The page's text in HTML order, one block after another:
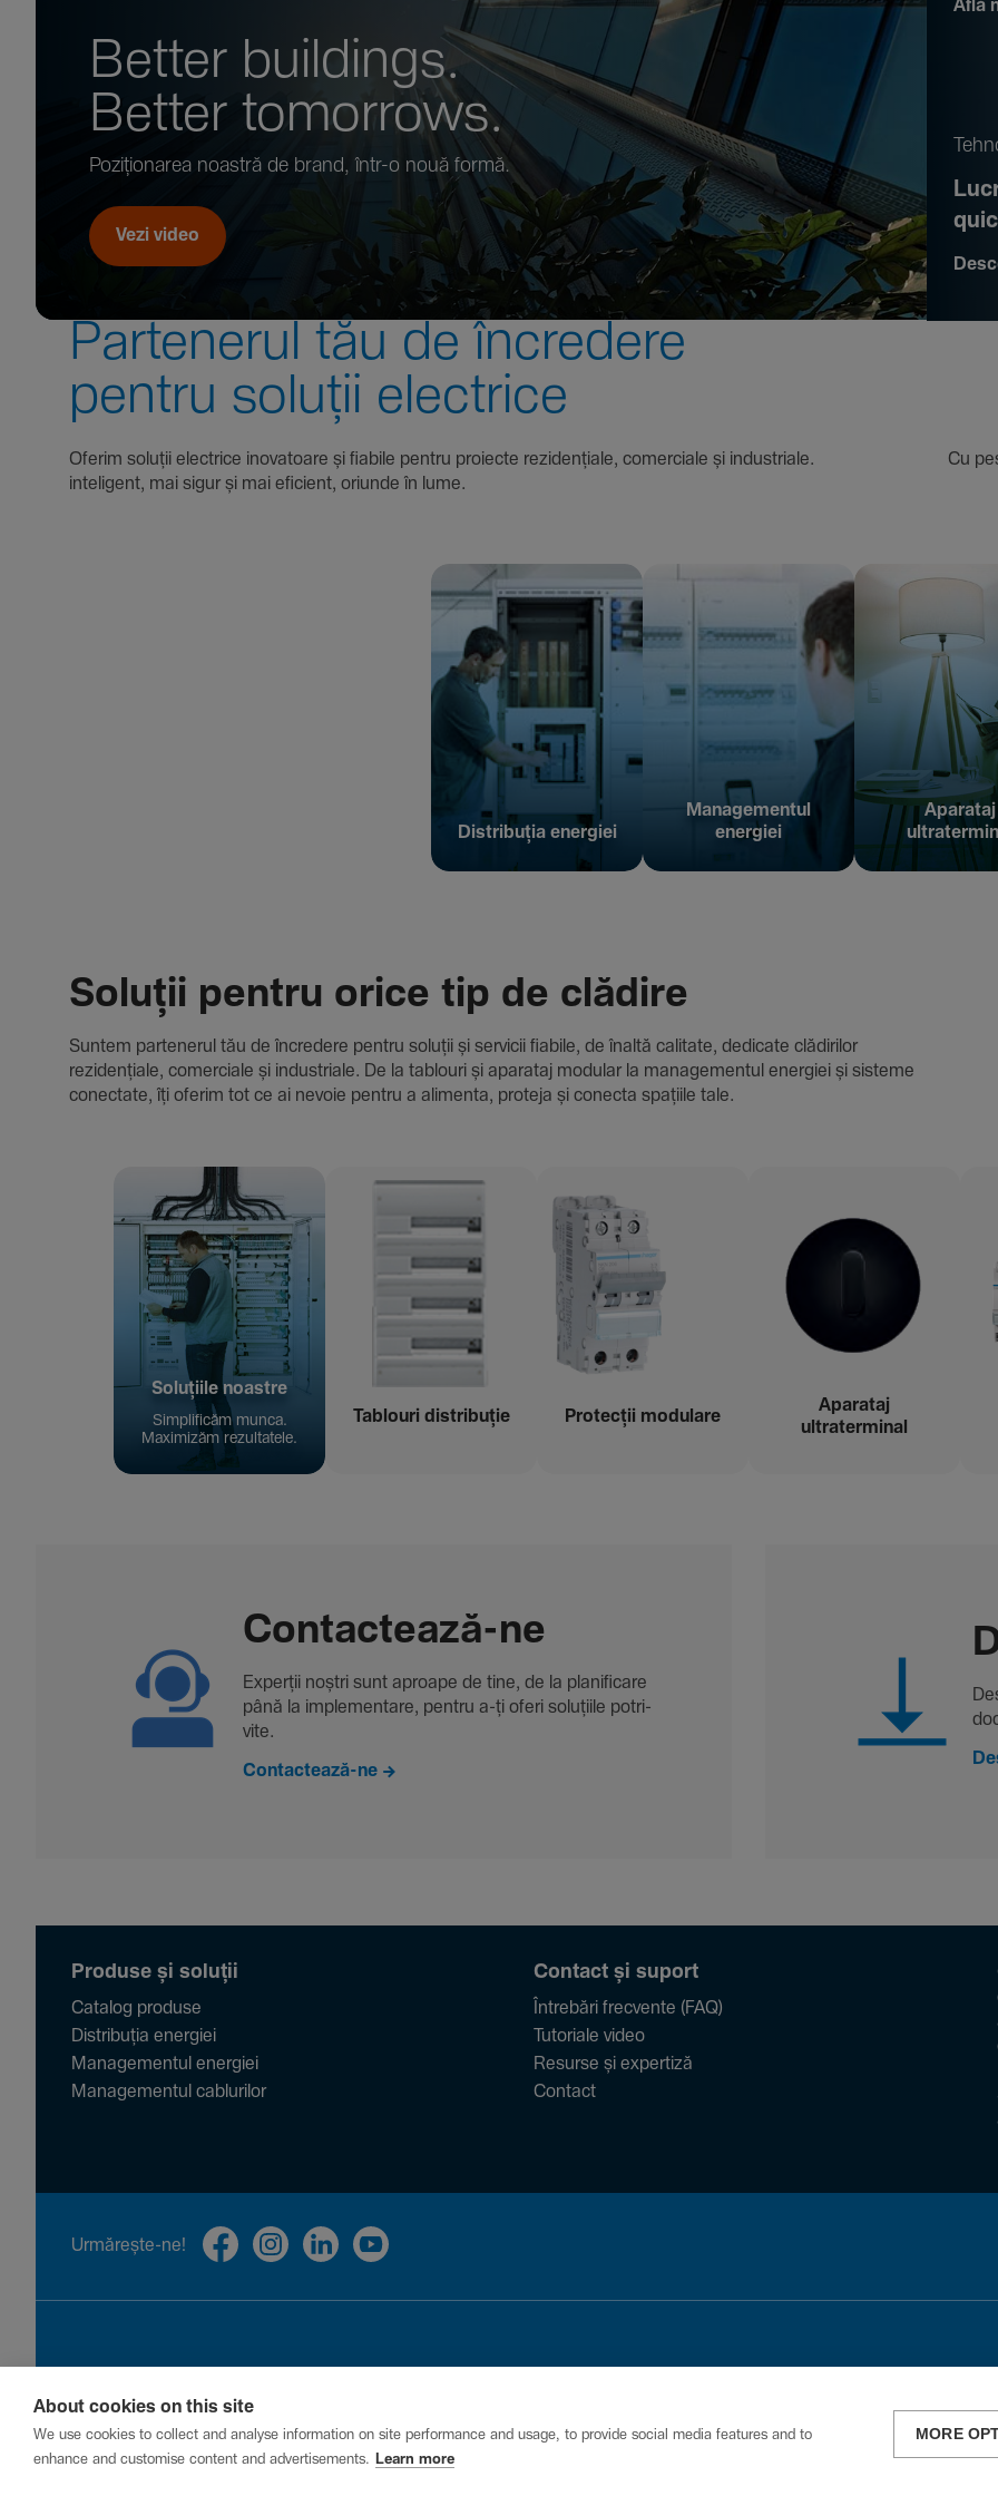
Better buil­dings.
Better tomor­rows.
Pozi­țio­narea noastră de brand, într-o nouă formă.
Vezi video
Află
Parte­nerul tău de încre­dere
pentru soluții electrice
Oferim soluții electrice inova­toare și fiabile pentru proiecte rezi­den­țiale, comer­ciale și indus­triale. Cu peste
inte­li­gent, mai sigur și mai eficient, oriunde în lume.
Distribuția energiei
Managementul
energiei
Aparataj
Soluții pentru orice tip de clădire
Suntem parte­nerul tău de încre­dere pentru soluții și servicii fiabile, de înaltă cali­tate, dedi­cate clădi­rilor
rezi­den­țiale, comer­ciale și indus­triale. De la tablouri și aparataj modular la managementul energiei și sisteme
conec­tate, îți oferim tot ce ai nevoie pentru a alimenta, proteja și conecta spațiile tale.
Solu­țiile noastre
Simpli­ficăm munca.
Maxi­mizăm rezul­ta­tele.
Tablouri distribuție Protecții modu­lare
Aparataj
ultraterminal
Contac­tează-ne
Experții noștri sunt aproape de tine, de la plani­fi­care
până la imple­men­tare, pentru a-ți oferi solu­țiile potri­
vite.
Contactează-ne
Produse și soluții
Catalog produse
Distribuția energiei
Managementul energiei
Managementul cablurilor
Contact și suport
Întrebări frecvente (FAQ)
Tutoriale video
Resurse și expertiză
Contact
Urmă­rește-ne!
Privacy Cookies
About cookies on this site
We use cookies to collect and analyse information on site performance and usage, to provide social media features and to
enhance and customise content and advertisements.
Learn more
MORE